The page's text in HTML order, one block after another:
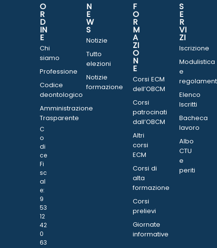
O
R
D
IN
E
Chi
siamo
Professione
Codice
deontologico
Amministrazione
Trasparente
C
o
di
ce
Fi
sc
al
e:
9
53
12
42
0
63
N
E
W
S
Notizie
Tutto
elezioni
Notizie
formazione
F
O
R
M
A
ZI
O
N
E
Corsi ECM
dell’OBCM
Corsi
patrocinati
dall’OBCM
Altri
corsi
ECM
Corsi di
alta
formazione
Corsi
prelievi
Giornate
informative
S
E
R
VI
ZI
Iscrizione
Modulistica
e
Elenco
Iscritti
Bacheca
lavoro
Albo
CTU
e
periti